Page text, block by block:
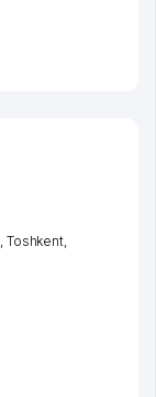
Toshkent